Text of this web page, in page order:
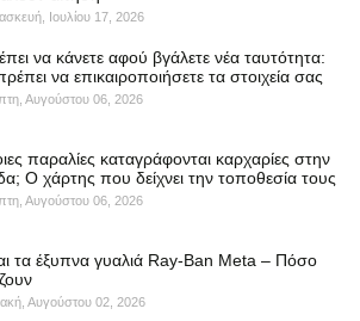
Ιουλίου 17, 2026
να κάνετε αφού βγάλετε νέα ταυτότητα:
να επικαιροποιήσετε τα στοιχεία σας
Αυγούστου 06, 2026
παραλίες καταγράφονται καρχαρίες στην
Ο χάρτης που δείχνει την τοποθεσία τους
Αυγούστου 06, 2026
τα έξυπνα γυαλιά Ray-Ban Meta – Πόσο
Αυγούστου 02, 2026